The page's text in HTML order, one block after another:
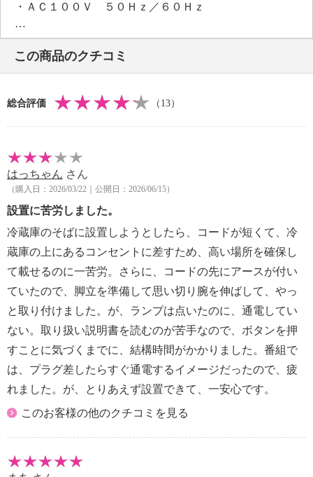
・ＡＣ１００Ｖ ５０Ｈｚ／６０Ｈｚ
【コードの長さ】
・ＡＣ充電ケーブル長さ：約１．６ｍ
【容量】
・定格容量：２７．３Ａｈ／３５．２Ｖ ＤＣ（９６
【商品仕様詳細】
・バッテリータイプ ： ＬｉＦｅＰＯ４（リン酸鉄
・ＡＣ入力：１００Ｖ−１２０Ｖ〜５０Ｈｚ／６０Ｈ
ｚ、最大１５Ａ
・ＤＣ入力ポート：１６Ｖ−６０Ｖ １０．５Ａ ２
ポート電流制限２１Ａ、最大４００Ｗ
シガーソケット１２−１６Ｖ ８Ａ、２ポート電流制
・３×ＡＣ出力：１００Ｖ〜５０Ｈｚ／６０Ｈｚ、３
ポート合計１５００Ｗ（瞬間最大３０００Ｗ）
・ＵＳＢ−Ａ出力：５−６Ｖ ３Ａ、６−９Ｖ ２Ａ、
９−１２Ｖ １．５Ａ、最大１８Ｗ
・ＵＳＢ−Ｃ１出力：５Ｖ ３Ａ、９Ｖ ３Ａ、１２
Ｖ ２．５Ａ、１５Ｖ ２Ａ、
２０Ｖ １．５Ａ、最大３０Ｗ
・ＵＳＢ−Ｃ２出力：５Ｖ ３Ａ、９Ｖ ３Ａ、１２
Ｖ ３Ａ、１５Ｖ ３Ａ、２０Ｖ ５Ａ、最大１００
Ｗ
・動作温度：−１０〜４５℃
この商品のクチコミ
総合評価 （13）
はっちゃん さん
（購入日：2026/03/22｜公開日：2026/06/15）
設置に苦労しました。
冷蔵庫のそばに設置しようとしたら、コードが短くて、冷
蔵庫の上にあるコンセントに差すため、高い場所を確保し
て載せるのに一苦労。さらに、コードの先にアースが付い
ていたので、脚立を準備して思い切り腕を伸ばして、やっ
と取り付けました。が、ランプは点いたのに、通電してい
ない。取り扱い説明書を読むのが苦手なので、ボタンを押
すことに気づくまでに、結構時間がかかりました。番組で
は、プラグ差したらすぐ通電するイメージだったので、疲
れました。が、とりあえず設置できて、一安心です。
このお客様の他のクチコミを見る